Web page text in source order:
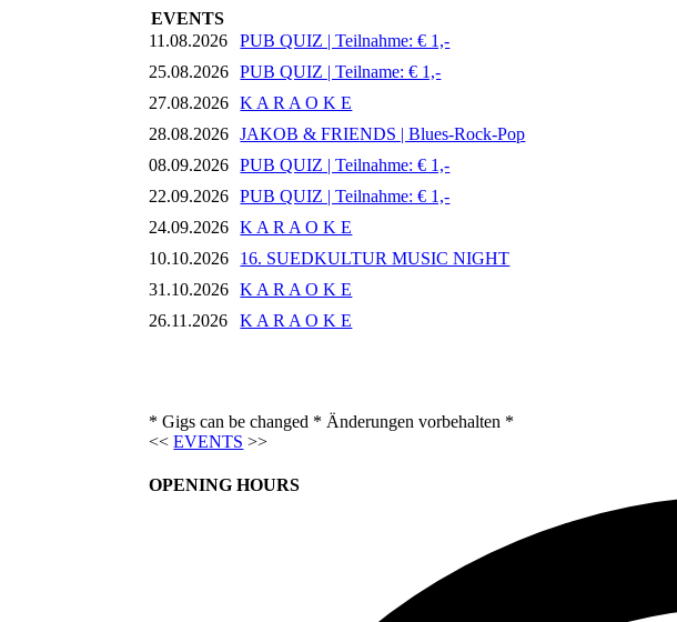
EVENTS
11.08.2026
PUB QUIZ | Teilnahme: € 1,-
25.08.2026
PUB QUIZ | Teilname: € 1,-
27.08.2026
K A R A O K E
28.08.2026
JAKOB & FRIENDS | Blues-Rock-Pop
08.09.2026
PUB QUIZ | Teilnahme: € 1,-
22.09.2026
PUB QUIZ | Teilnahme: € 1,-
24.09.2026
K A R A O K E
10.10.2026
16. SUEDKULTUR MUSIC NIGHT
31.10.2026
K A R A O K E
26.11.2026
K A R A O K E
* Gigs can be changed * Änderungen vorbehalten *
<<EVENTS >>
OPENING HOURS